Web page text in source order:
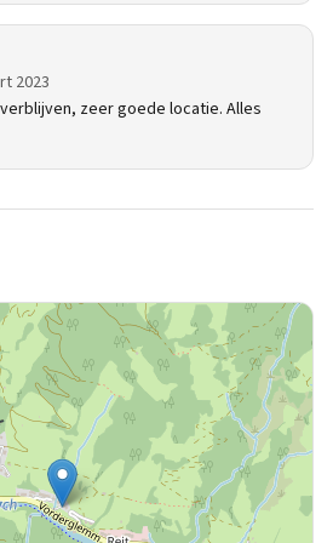
2023
zeer goede locatie. Alles